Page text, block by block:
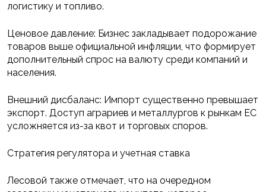
логистику и топливо.
Ценовое давление: Бизнес закладывает подорожание
товаров выше официальной инфляции, что формирует
дополнительный спрос на валюту среди компаний и
населения.
Внешний дисбаланс: Импорт существенно превышает
экспорт. Доступ аграриев и металлургов к рынкам ЕС
усложняется из-за квот и торговых споров.
Стратегия регулятора и учетная ставка
Лесовой также отмечает, что на очередном